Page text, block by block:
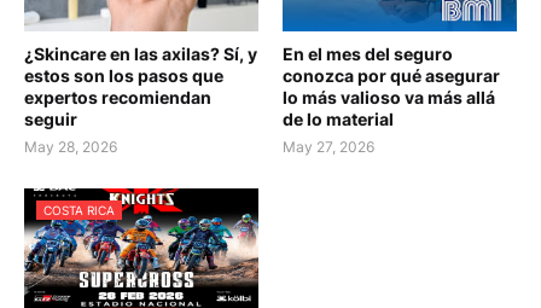
¿Skincare en las axilas? Sí, y
estos son los pasos que
expertos recomiendan
seguir
May 28, 2026
En el mes del seguro
conozca por qué asegurar
lo más valioso va más allá
de lo material
May 27, 2026
COSTA RICA